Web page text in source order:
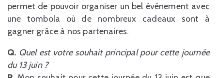
permet de pouvoir organiser un bel événement avec
une tombola où de nombreux cadeaux sont à
gagner grâce à nos partenaires.
Q. Quel est votre souhait principal pour cette journée
du 13 juin ?